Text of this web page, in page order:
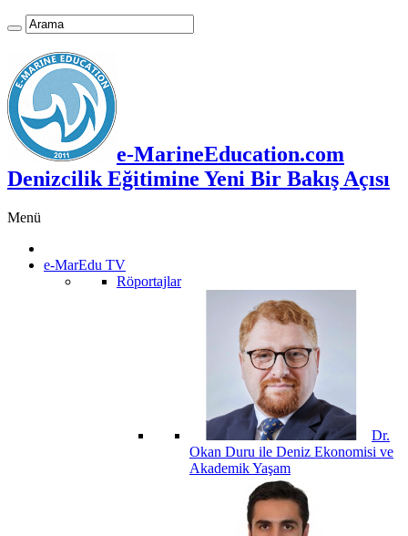
e-MarineEducation.com
Denizcilik Eğitimine Yeni Bir Bakış Açısı
Menü
e-MarEdu TV
Röportajlar
Dr.
Okan Duru ile Deniz Ekonomisi ve
Akademik Yaşam